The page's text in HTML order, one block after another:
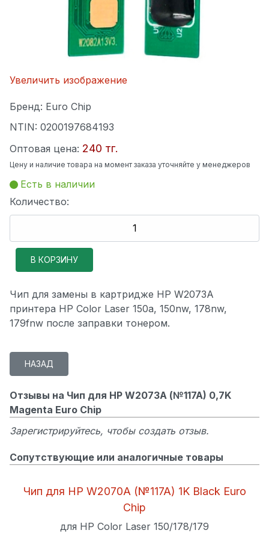
Увеличить изображение
Бренд: Euro Chip
NTIN: 0200197684193
Оптовая цена: 240 тг.
Цену и наличие товара на момент заказа уточняйте у менеджеров
Есть в наличии
Количество:
Чип для замены в картридже HP W2073A
принтера HP Color Laser 150a, 150nw, 178nw,
179fnw после заправки тонером.
Отзывы на Чип для HP W2073A (№117A) 0,7K
Magenta Euro Chip
Зарегистрируйтесь, чтобы создать отзыв.
Сопутствующие или аналогичные товары
Чип для HP W2070A (№117A) 1K Black Euro
Chip
для HP Color Laser 150/178/179